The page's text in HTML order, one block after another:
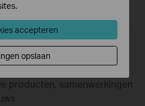
producten, samenwerkingen
accepteren
opslaan